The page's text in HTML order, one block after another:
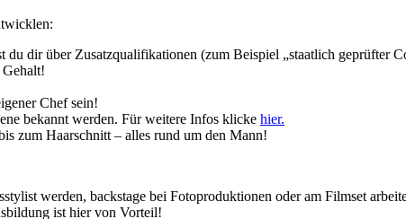
dir über Zusatzqualifikationen (zum Beispiel „staatlich geprüfter
Chef sein!
bekannt werden. Für weitere Infos klicke hier.
zum Haarschnitt – alles rund um den Mann!
werden, backstage bei Fotoproduktionen oder am Filmset
ist hier von Vorteil!